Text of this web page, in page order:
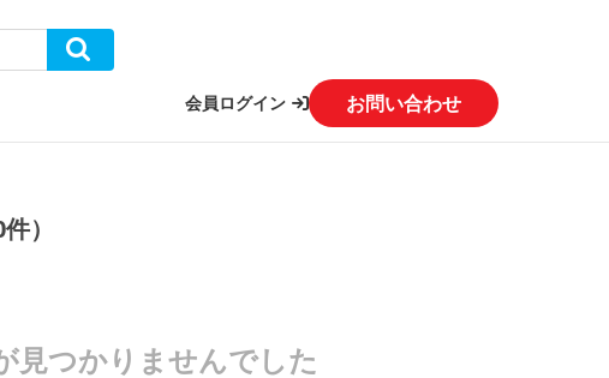
会員ログイン お問い合わせ
）
見つかりませんでした